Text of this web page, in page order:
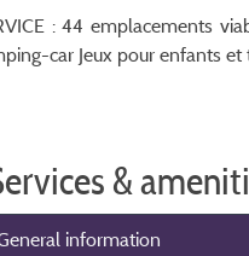
: 44 emplacements
car Jeux pour enfants
&
information